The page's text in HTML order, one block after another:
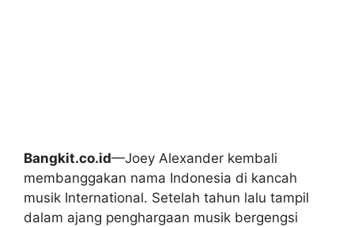
Bangkit.co.id—Joey Alexander kembali
membanggakan nama Indonesia di kancah
musik International. Setelah tahun lalu tampil
dalam ajang penghargaan musik bergengsi